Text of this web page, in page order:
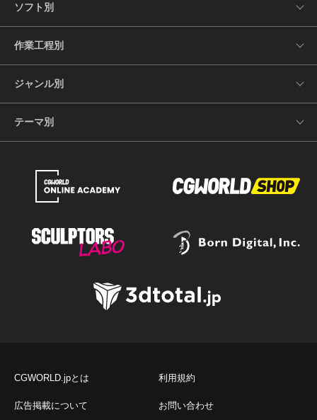
ソフト別
作業工程別
ジャンル別
テーマ別
CGWORLD.jpとは 利用規約
広告掲載について お問い合わせ